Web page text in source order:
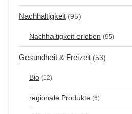
Nachhaltigkeit (95)
Nachhaltigkeit erleben (95)
Gesundheit & Freizeit (53)
Bio (12)
regionale Produkte (6)